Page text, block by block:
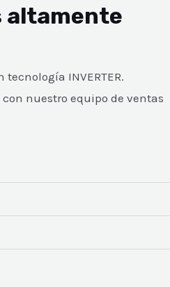
altamente
INVERTER.
nuestro equipo de ventas